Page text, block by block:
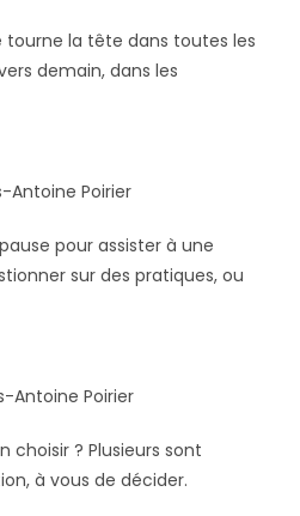
tourne la tête dans toutes les
demain, dans les
Antoine Poirier
pour assister à une
sur des pratiques, ou
Antoine Poirier
choisir ? Plusieurs sont
à vous de décider.